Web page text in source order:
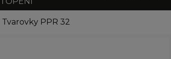
Tvarovky PPR 32